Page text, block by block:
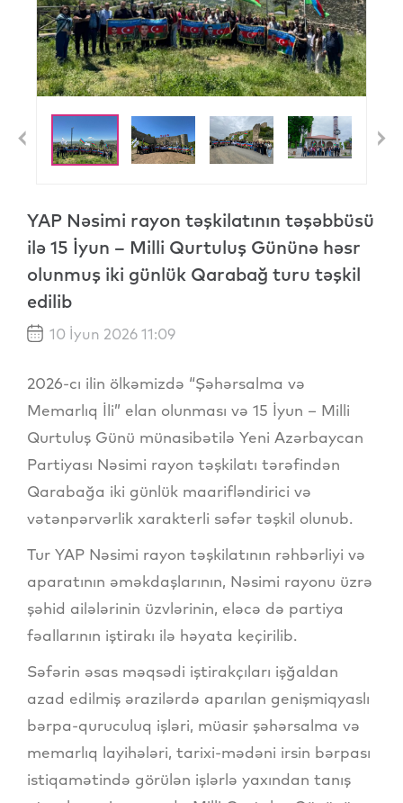
Previous
YAP Nəsimi rayon təşkilatının təşəbbüsü
ilə 15 İyun – Milli Qurtuluş Gününə həsr
olunmuş iki günlük Qarabağ turu təşkil
edilib
10 İyun 2026 11:09
2026-cı ilin ölkəmizdə “Şəhərsalma və
Memarlıq İli” elan olunması və 15 İyun – Milli
Qurtuluş Günü münasibətilə Yeni Azərbaycan
Partiyası Nəsimi rayon təşkilatı tərəfindən
Qarabağa iki günlük maarifləndirici və
vətənpərvərlik xarakterli səfər təşkil olunub.
Tur YAP Nəsimi rayon təşkilatının rəhbərliyi və
aparatının əməkdaşlarının, Nəsimi rayonu üzrə
şəhid ailələrinin üzvlərinin, eləcə də partiya
fəallarının iştirakı ilə həyata keçirilib.
Səfərin əsas məqsədi iştirakçıları işğaldan
azad edilmiş ərazilərdə aparılan genişmiqyaslı
bərpa-quruculuq işləri, müasir şəhərsalma və
memarlıq layihələri, tarixi-mədəni irsin bərpası
istiqamətində görülən işlərlə yaxından tanış